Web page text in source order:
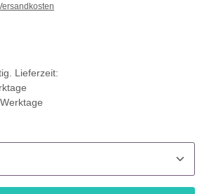
von 0 von 5 Sternen
Lieferzeit: